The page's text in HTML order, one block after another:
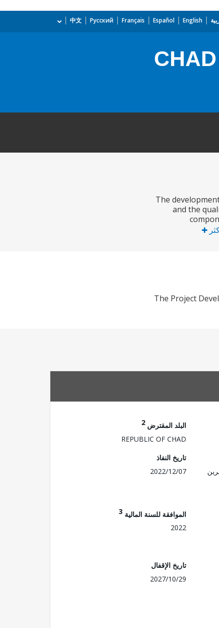
English
Español
Français
Русский
中文
The
and the
The Project
البلد المقترض 2
REPUBLIC OF CHAD
تاريخ النفاذ
2022/12/07
الموافقة للسنة المالية 3
2022
تاريخ الإقفال
2027/10/29